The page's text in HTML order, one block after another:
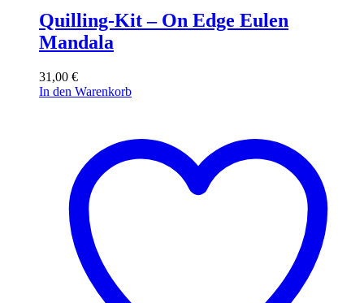
Quilling-Kit – On Edge Eulen
Mandala
31,00 €
In den Warenkorb